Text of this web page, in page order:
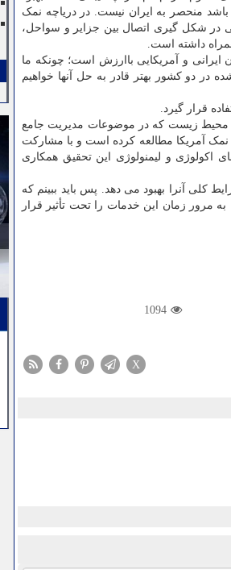
منحصر به ایران نیست. در دریاچه نمک
در شکل گیری اتصال بین جزایر و سواحل،
داشته است.
و آمریکایی باارزش است؛ چونکه ما
در دو کشور بهتر قادر به حل آنها خواهیم
قرار گیرد.
و محیط زیست که در موضوعات مدیریت جامع
نمک آمریکا مطالعه کرده است و با مشارکت
اکولوژی و لیمنولوژی این تحقیق همکاری
کلی آنرا بهبود می دهد. پس باید ببینم که
مرور زمان این خدمات را تحت تأثیر قرار
1094
X